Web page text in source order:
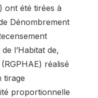
ont été tirées à
Dénombrement
l’Habitat de,
réalisé
tirage
proportionnelle